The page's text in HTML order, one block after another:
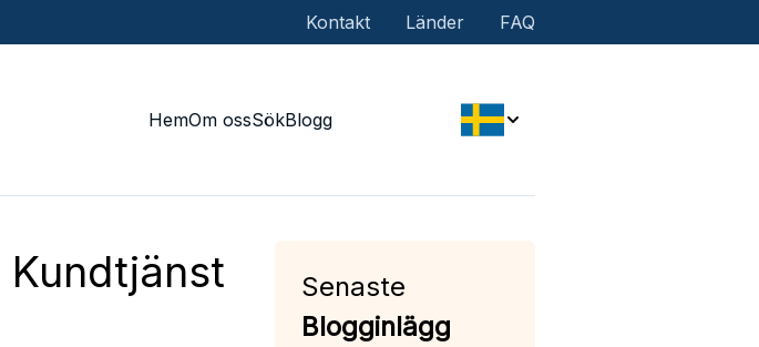
Kontakt Länder FAQ
HemOm ossSökBlogg
Kundtjänst
Senaste
Blogginlägg